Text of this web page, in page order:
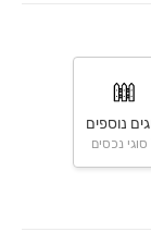
נוספים